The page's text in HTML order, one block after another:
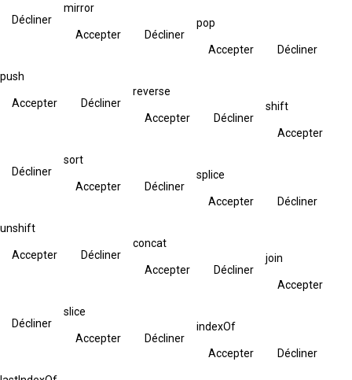
Décliner
mirror
Accepter Décliner
pop
Accepter Décliner
push
Accepter Décliner
reverse
Accepter Décliner
shift
Accepter
Décliner
sort
Accepter Décliner
splice
Accepter Décliner
unshift
Accepter Décliner
concat
Accepter Décliner
join
Accepter
Décliner
slice
Accepter Décliner
indexOf
Accepter Décliner